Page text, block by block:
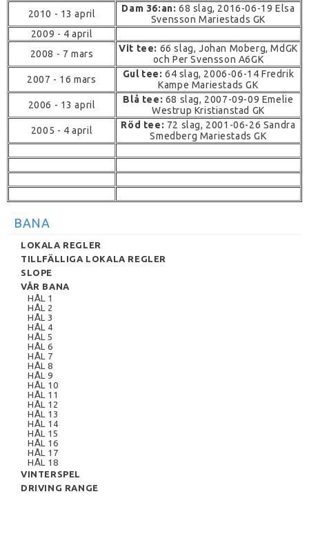
2010 - 13 april
Dam 36:an: 68 slag, 2016-06-19 Elsa
Svensson Mariestads GK
2009 - 4 april
2008 - 7 mars
Vit tee: 66 slag, Johan Moberg, MdGK
och Per Svensson A6GK
2007 - 16 mars
Gul tee:64 slag, 2006-06-14 Fredrik
Kampe Mariestads GK
2006 - 13 april
Blå tee: 68 slag, 2007-09-09 Emelie
Westrup Kristianstad GK
2005 - 4 april
Röd tee: 72 slag, 2001-06-26 Sandra
Smedberg Mariestads GK
BANA
LOKALA REGLER
TILLFÄLLIGA LOKALA REGLER
SLOPE
VÅR BANA
HÅL 1
HÅL 2
HÅL 3
HÅL 4
HÅL 5
HÅL 6
HÅL 7
HÅL 8
HÅL 9
HÅL 10
HÅL 11
HÅL 12
HÅL 13
HÅL 14
HÅL 15
HÅL 16
HÅL 17
HÅL 18
VINTERSPEL
DRIVING RANGE